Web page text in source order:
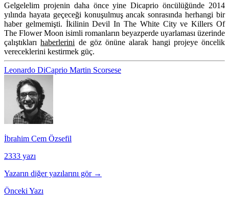
Gelgelelim projenin daha önce yine Dicaprio öncülüğünde 2014
yılında hayata geçeceği konuşulmuş ancak sonrasında herhangi bir
haber gelmemişti. İkilinin Devil In The White City ve Killers Of
The Flower Moon isimli romanların beyazperde uyarlaması üzerinde
çalıştıklarıhaberlerini de göz önüne alarak hangi projeye öncelik
vereceklerini kestirmek güç.
Leonardo DiCaprio Martin Scorsese
İbrahim Cem Özsefil
2333 yazı
Yazarın diğer yazılarını gör →
Önceki Yazı